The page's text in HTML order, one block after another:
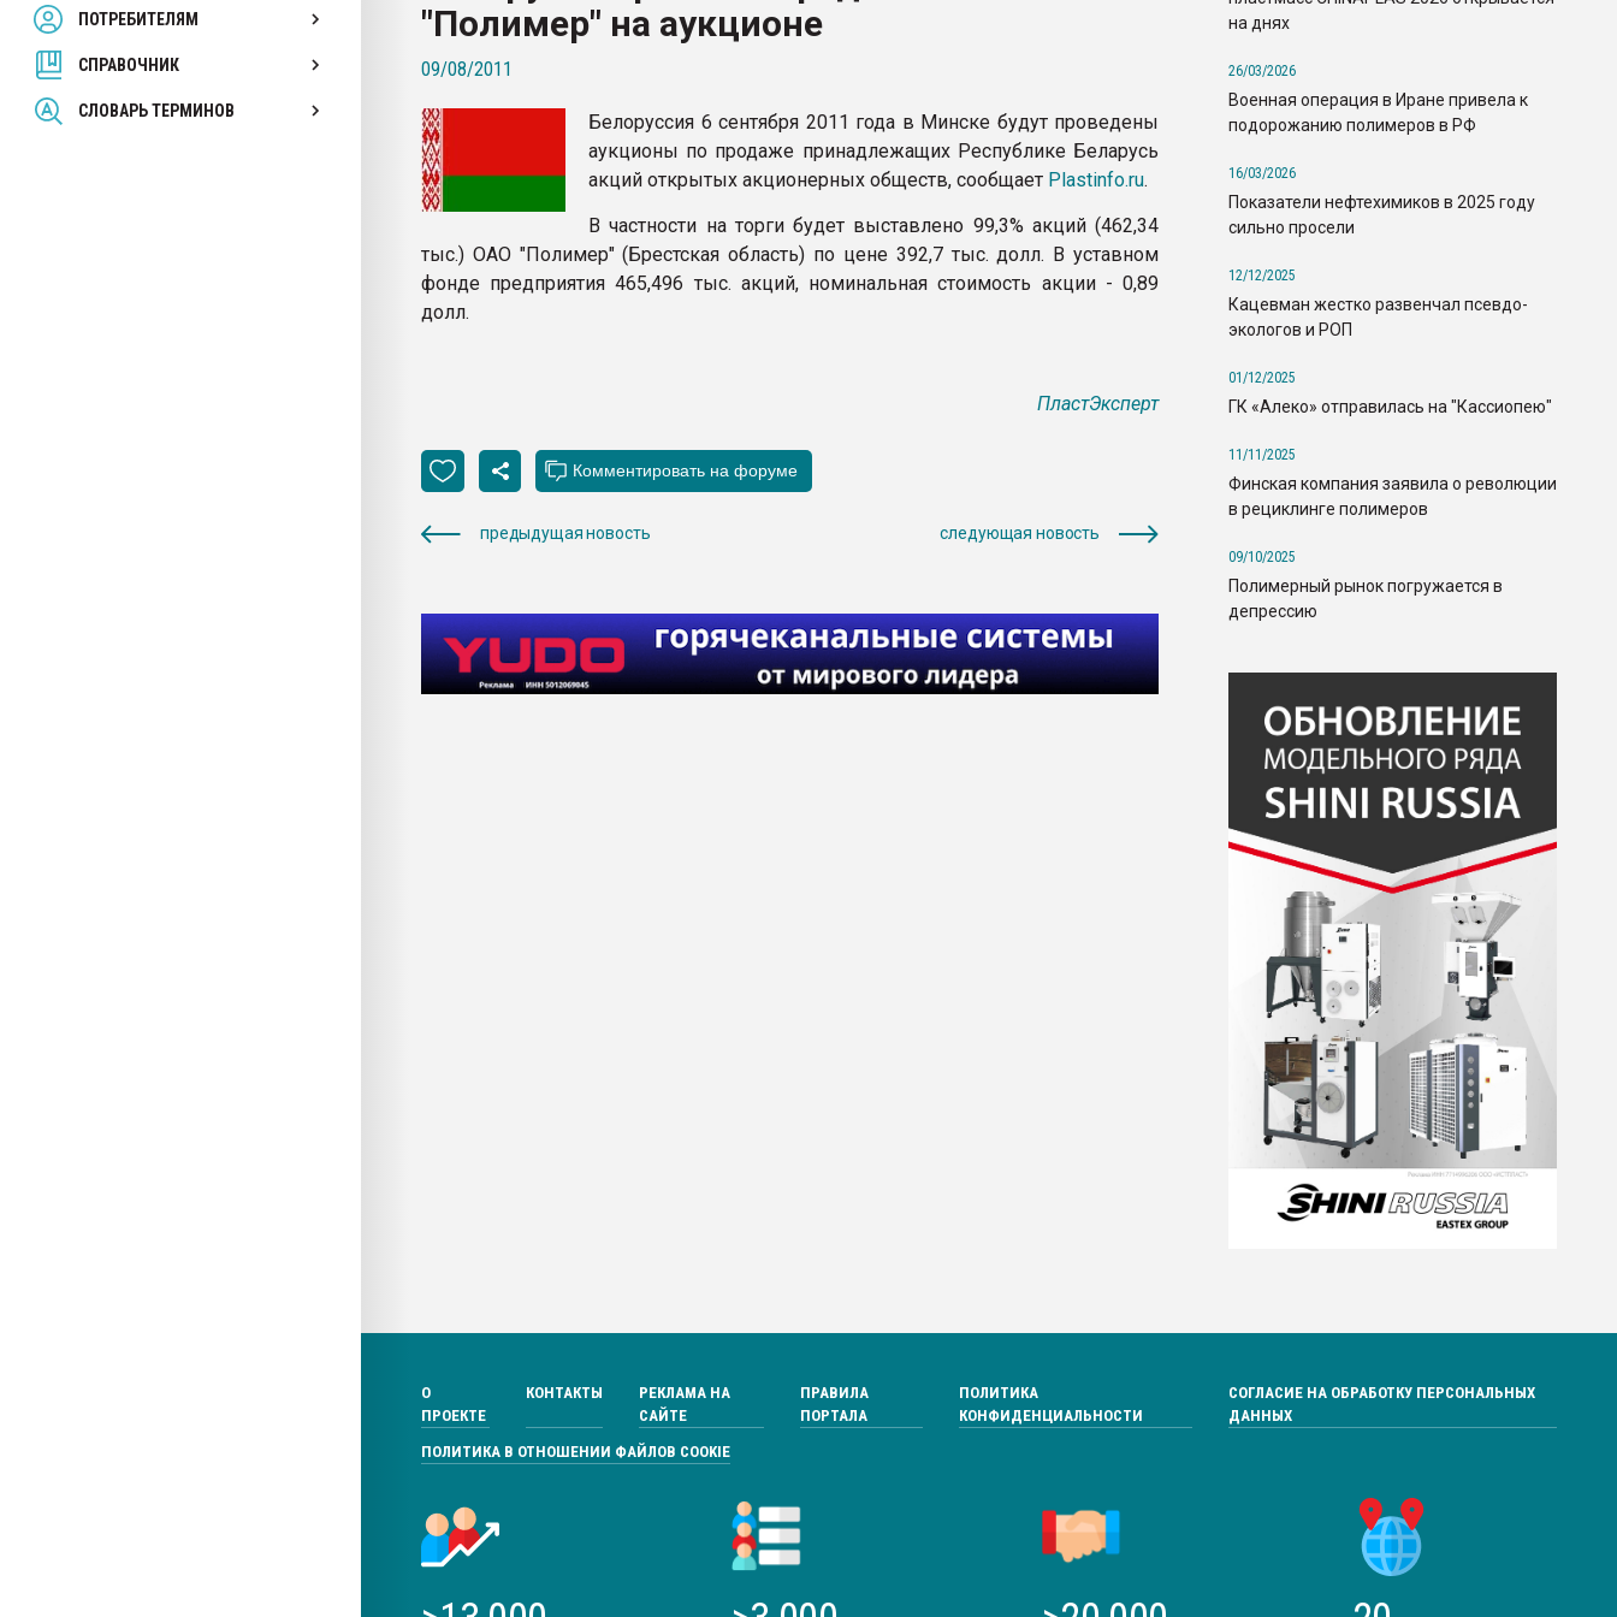
ПОТРЕБИТЕЛЯМ
СПРАВОЧНИК
СЛОВАРЬ ТЕРМИНОВ
Armaloy PC/ABS-1IM черный цвет
"Полимер" на аукционе
09/08/2011
Белоруссия 6 сентября 2011 года в Минске будут проведены
аукционы по продаже принадлежащих Республике Беларусь
акций открытых акционерных обществ, сообщает Plastinfo.ru.
В частности на торги будет выставлено 99,3% акций (462,34
тыс.) ОАО "Полимер" (Брестская область) по цене 392,7 тыс. долл. В уставном
фонде предприятия 465,496 тыс. акций, номинальная стоимость акции - 0,89
долл.
ПластЭксперт
предыдущая новость следующая новость
на днях
26/03/2026
Военная операция в Иране привела к
подорожанию полимеров в РФ
16/03/2026
Показатели нефтехимиков в 2025 году
сильно просели
12/12/2025
Кацевман жестко развенчал псевдо-
экологов и РОП
01/12/2025
ГК «Алеко» отправилась на "Кассиопею"
11/11/2025
Финская компания заявила о революции
в рециклинге полимеров
09/10/2025
Полимерный рынок погружается в
депрессию
О
ПРОЕКТЕ
КОНТАКТЫ
РЕКЛАМА НА
САЙТЕ
ПРАВИЛА
ПОРТАЛА
ПОЛИТИКА
КОНФИДЕНЦИАЛЬНОСТИ
СОГЛАСИЕ НА ОБРАБОТКУ ПЕРСОНАЛЬНЫХ
ДАННЫХ
ПОЛИТИКА В ОТНОШЕНИИ ФАЙЛОВ COOKIE